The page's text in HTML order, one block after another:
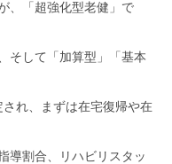
、「超強化型老健」で
そして「加算型」「基本
れ、まずは在宅復帰や在
導割合、リハビリスタッ